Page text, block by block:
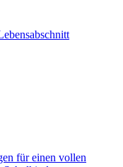
für einen vollen